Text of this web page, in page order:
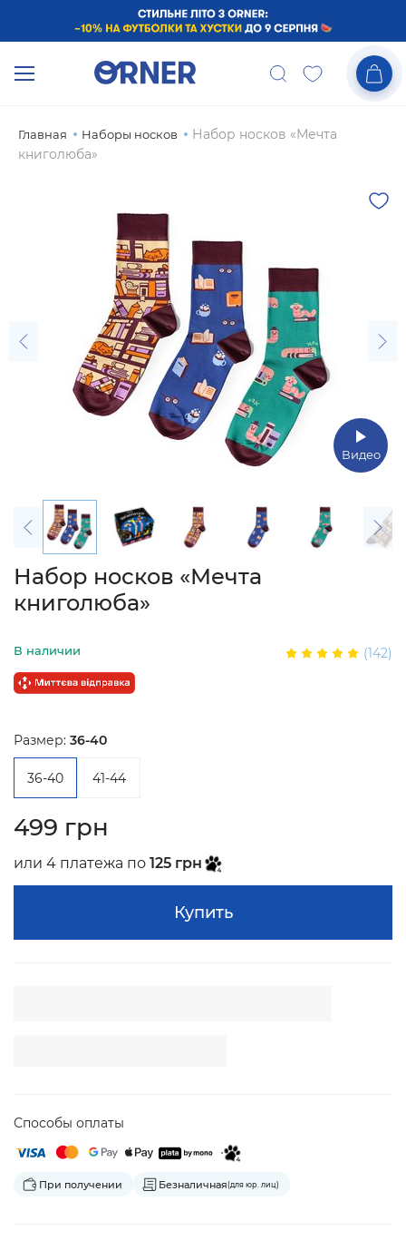
Главная Наборы носков
Набор носков «Мечта
книголюба»
Видео
Набор носков «Мечта
книголюба»
В наличии (142)
Размер: 36-40
36-40 41-44
499 грн
или 4 платежа по 125 грн
Купить
Способы оплаты
При получении Безналичная(для юр. лиц)